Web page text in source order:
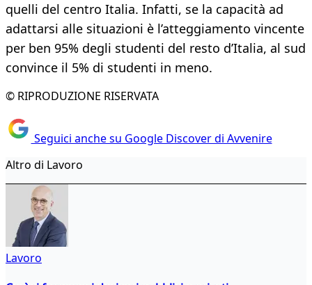
quelli del centro Italia. Infatti, se la capacità ad
adattarsi alle situazioni è l’atteggiamento vincente
per ben 95% degli studenti del resto d’Italia, al sud
convince il 5% di studenti in meno.
© RIPRODUZIONE RISERVATA
Seguici anche su Google Discover di Avvenire
Altro di Lavoro
Lavoro